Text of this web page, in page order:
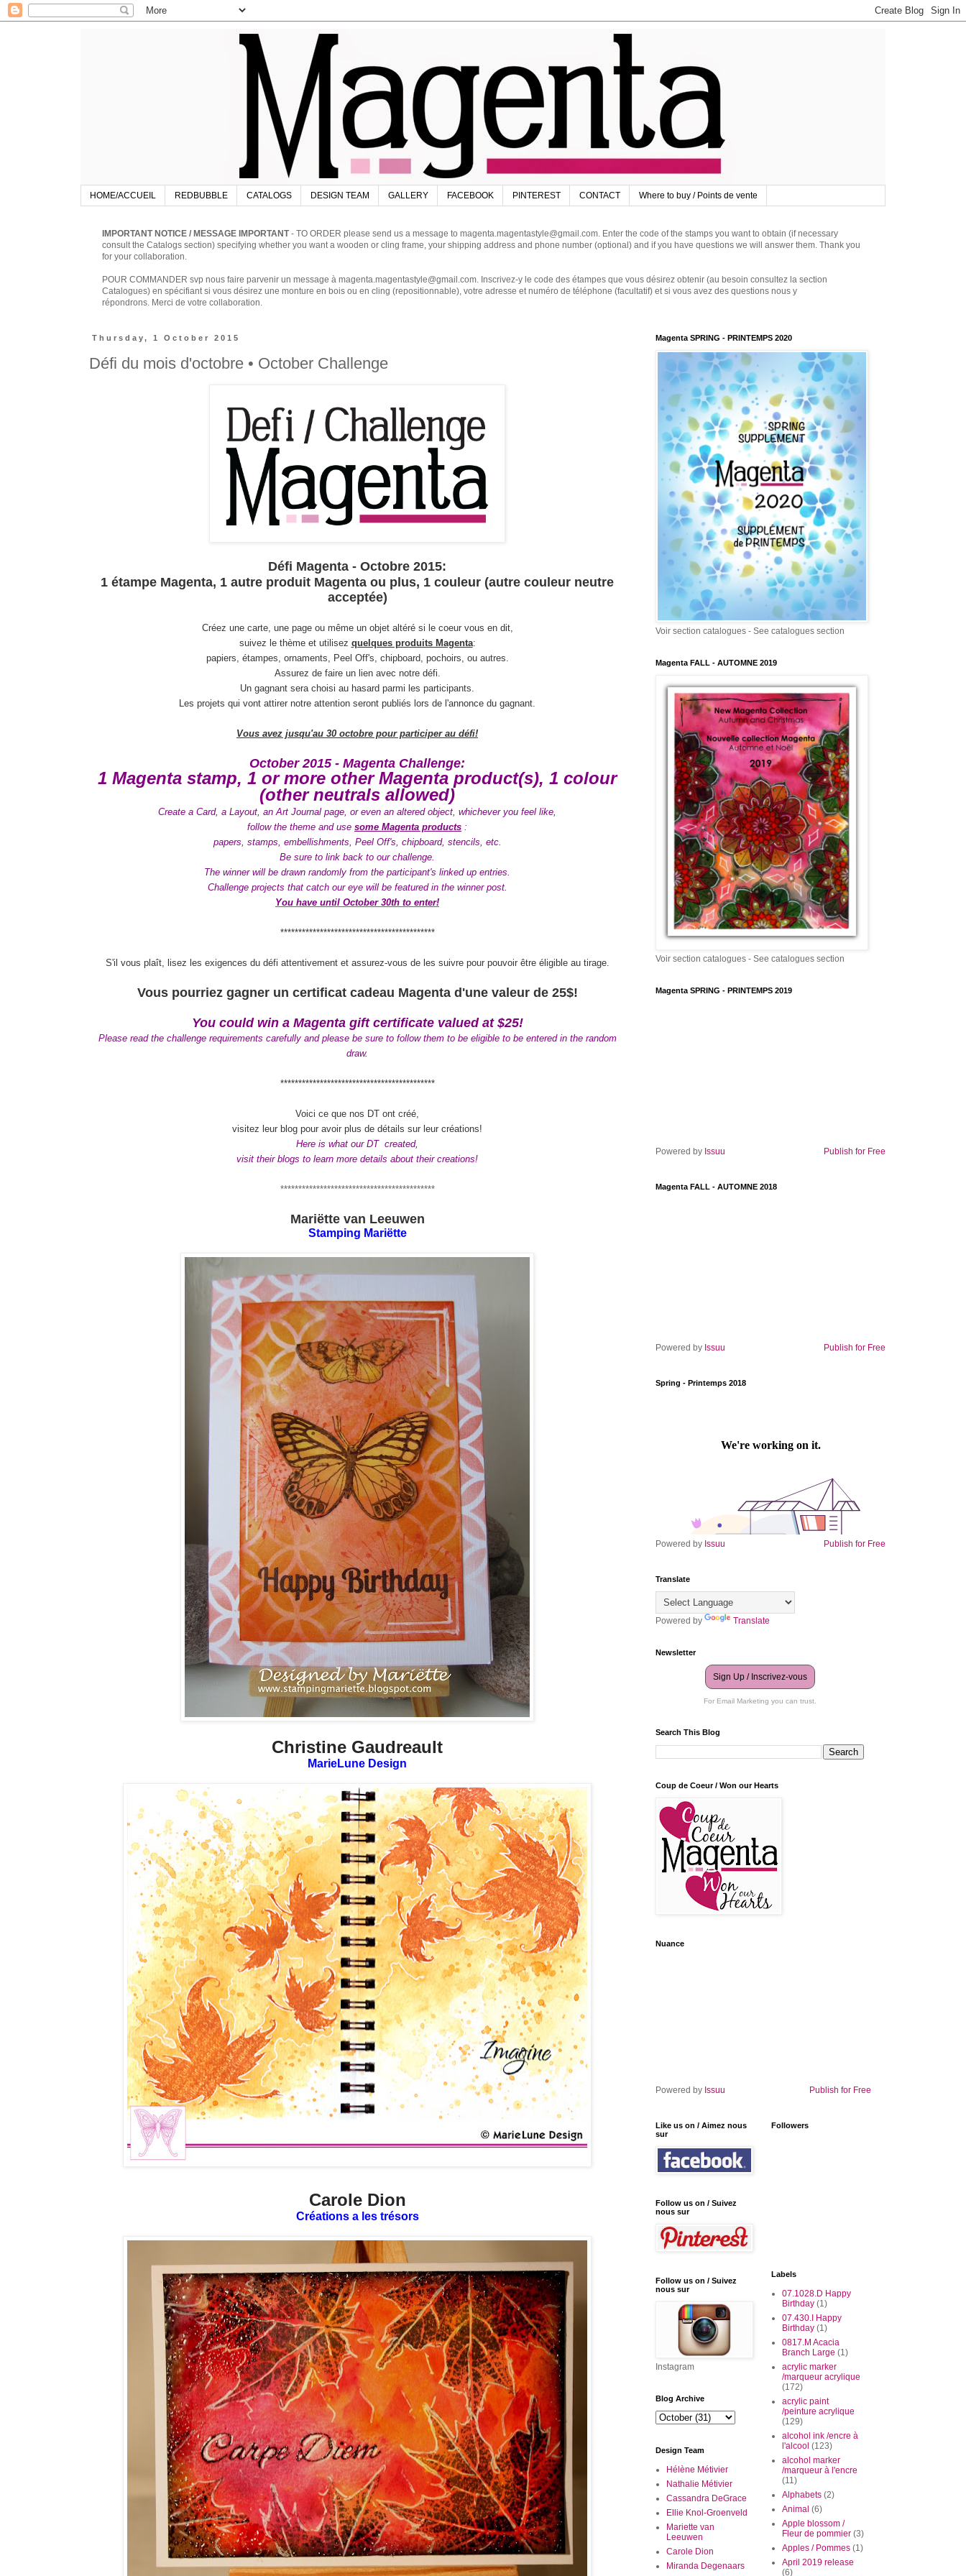
HOME/ACCUEIL REDBUBBLE CATALOGS DESIGN TEAM GALLERY FACEBOOK PINTEREST CONTACT Where to buy / Points de vente
IMPORTANT NOTICE / MESSAGE IMPORTANT- TO ORDER please send us a message to magenta.magentastyle@gmail.com. Enter the code of the stamps you want to obtain (if necessary
consult the Catalogs section) specifying whether you want a wooden or cling frame, your shipping address and phone number (optional) and if you have questions we will answer them. Thank you
for your collaboration.
POUR COMMANDER svp nous faire parvenir un message à magenta.magentastyle@gmail.com. Inscrivez-y le code des étampes que vous désirez obtenir (au besoin consultez la section
Catalogues) en spécifiant si vous désirez une monture en bois ou en cling (repositionnable), votre adresse et numéro de téléphone (facultatif) et si vous avez des questions nous y
répondrons. Merci de votre collaboration.
Thursday, 1 October 2015
Défi du mois d'octobre • October Challenge
Défi Magenta - Octobre 2015:
1 étampe Magenta, 1 autre produit Magenta ou plus, 1 couleur (autre couleur neutre
acceptée)
Créez une carte, une page ou même un objet altéré si le coeur vous en dit,
suivez le thème et utilisez quelques produits Magenta:
papiers, étampes, ornaments, Peel Off's, chipboard, pochoirs, ou autres.
Assurez de faire un lien avec notre défi.
Un gagnant sera choisi au hasard parmi les participants.
Les projets qui vont attirer notre attention seront publiés lors de l'annonce du gagnant.
Vous avez jusqu'au 30 octobre pour participer au défi!
October 2015 - Magenta Challenge:
1 Magenta stamp, 1 or more other Magenta product(s), 1 colour
(other neutrals allowed)
Create a Card, a Layout, an Art Journal page, or even an altered object, whichever you feel like,
follow the theme and use some Magenta products :
papers, stamps, embellishments, Peel Off's, chipboard, stencils, etc.
Be sure to link back to our challenge.
The winner will be drawn randomly from the participant's linked up entries.
Challenge projects that catch our eye will be featured in the winner post.
You have until October 30th to enter!
*******************************************
S'il vous plaît, lisez les exigences du défi attentivement et assurez-vous de les suivre pour pouvoir être éligible au tirage.
Vous pourriez gagner un certificat cadeau Magenta d'une valeur de 25$!
You could win a Magenta gift certificate valued at $25!
Please read the challenge requirements carefully and please be sure to follow them to be eligible to be entered in the random
draw.
*******************************************
Voici ce que nos DT ont créé,
visitez leur blog pour avoir plus de détails sur leur créations!
Here is what our DT created,
visit their blogs to learn more details about their creations!
*******************************************
Mariëtte van Leeuwen
Stamping Mariëtte
Christine Gaudreault
MarieLune Design
Carole Dion
Créations a les trésors
Magenta SPRING - PRINTEMPS 2020
Voir section catalogues - See catalogues section
Magenta FALL - AUTOMNE 2019
Voir section catalogues - See catalogues section
Magenta SPRING - PRINTEMPS 2019
Powered by Issuu Publish for Free
Magenta FALL - AUTOMNE 2018
Powered by Issuu Publish for Free
Spring - Printemps 2018
Powered by Issuu Publish for Free
Translate
Powered by Translate
Newsletter
Sign Up / Inscrivez-vous
For Email Marketing you can trust.
Search This Blog
Coup de Coeur / Won our Hearts
Nuance
Powered by Issuu Publish for Free
Like us on / Aimez nous
sur
Follow us on / Suivez
nous sur
Follow us on / Suivez
nous sur
Instagram
Blog Archive
Design Team
Hélène Métivier
Nathalie Métivier
Cassandra DeGrace
Ellie Knol-Groenveld
Mariette van
Leeuwen
Carole Dion
Miranda Degenaars
Followers
Labels
07.1028.D Happy
Birthday (1)
07.430.I Happy
Birthday (1)
0817.M Acacia
Branch Large (1)
acrylic marker
/marqueur acrylique
(172)
acrylic paint
/peinture acrylique
(129)
alcohol ink /encre à
l'alcool (123)
alcohol marker
/marqueur à l'encre
(11)
Alphabets (2)
Animal (6)
Apple blossom /
Fleur de pommier (3)
Apples / Pommes (1)
April 2019 release
(6)